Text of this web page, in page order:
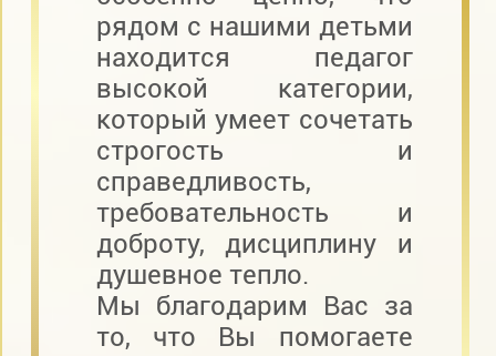
рядом с нашими детьми
находится педагог
высокой категории,
который умеет сочетать
строгость и
справедливость,
требовательность и
доброту, дисциплину и
душевное тепло.
Мы благодарим Вас за
то, что Вы помогаете